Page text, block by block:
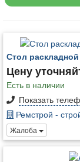
Стол
Цену
Есть в наличии
Показать
Ремстрой -
Жалоба